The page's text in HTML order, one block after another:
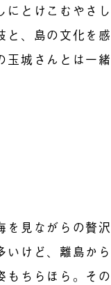
にとけこむやさし
と、島の文化を感
玉城さんとは一緒
を見ながらの贅沢
いけど、離島から
もちらほら。その